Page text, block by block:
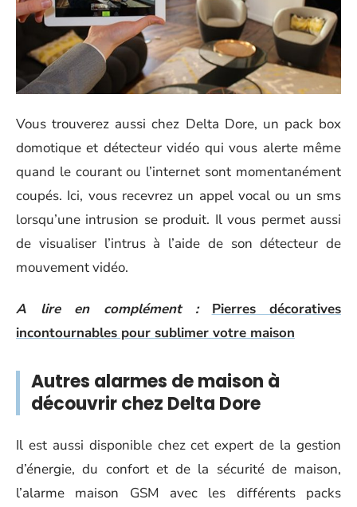
Vous trouverez aussi chez Delta Dore, un pack box
domotique et détecteur vidéo qui vous alerte même
quand le courant ou l’internet sont momentanément
coupés. Ici, vous recevrez un appel vocal ou un sms
lorsqu’une intrusion se produit. Il vous permet aussi
de visualiser l’intrus à l’aide de son détecteur de
mouvement vidéo.
A lire en complément :
Pierres décoratives
incontournables pour sublimer votre maison
Autres alarmes de maison à
découvrir chez Delta Dore
Il est aussi disponible chez cet expert de la gestion
d’énergie, du confort et de la sécurité de maison,
l’alarme maison GSM avec les différents packs